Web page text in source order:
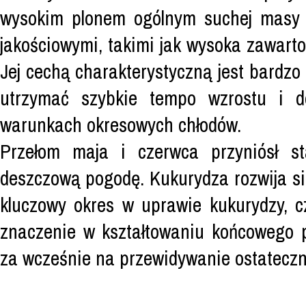
wysokim plonem ogólnym suchej
jakościowymi, takimi jak wysoka
Jej cechą charakterystyczną jest
utrzymać szybkie tempo wzrostu i
warunkach okresowych chłodów.
Przełom maja i czerwca przyniósł
deszczową pogodę. Kukurydza rozwija
kluczowy okres w uprawie
znaczenie w kształtowaniu
za wcześnie na przewidywanie